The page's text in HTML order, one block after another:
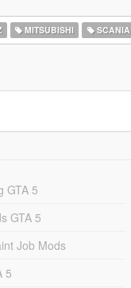
MITSUBISHI SCANIA
GTA 5
GTA 5
Job Mods
5